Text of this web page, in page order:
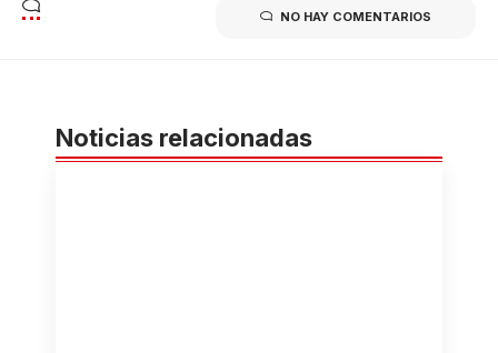
NO HAY COMENTARIOS
Noticias relacionadas